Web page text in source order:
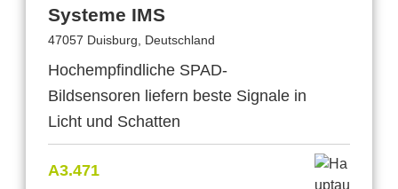
Systeme IMS
47057 Duisburg, Deutschland
Hochempfindliche SPAD-
Bildsensoren liefern beste Signale in
Licht und Schatten
A3.471